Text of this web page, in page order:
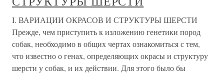
I. ВАРИАЦИИ ОКРАСОВ И СТРУКТУРЫ ШЕРСТИ
Прежде, чем приступить к изложению генетики пород
собак, необходимо в общих чертах ознакомиться с тем,
что известно о генах, определяющих окрасы и структуру
шерсти у собак, и их действии. Для этого было бы